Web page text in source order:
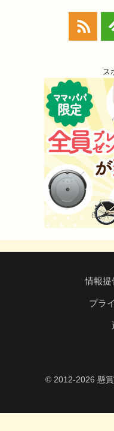
ス
情報提
プラ
© 2012-2026 懸